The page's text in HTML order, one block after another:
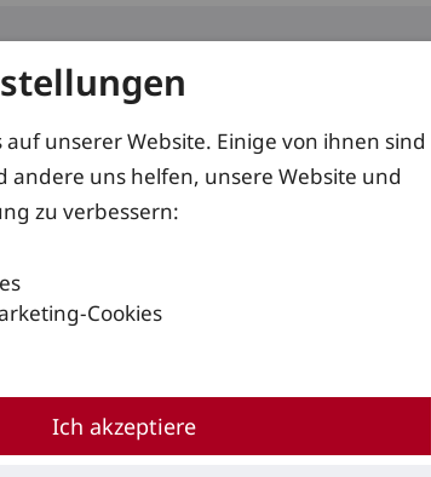
auf unserer Website. Einige von ihnen sind
andere uns helfen, unsere Website und
zu verbessern:
Cookies
Ich akzeptiere